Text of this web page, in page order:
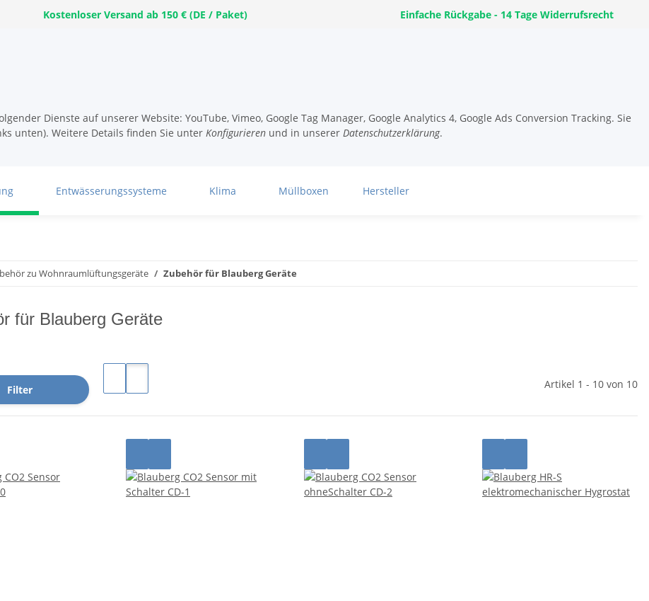
Kostenloser Versand ab 150 € (DE / Paket) Einfache Rückgabe - 14 Tage Widerrufsrecht
Dienste auf unserer Website: YouTube, Vimeo, Google Tag Manager, Google Analytics 4, Google Ads Conversion Tracking. Sie
unten). Weitere Details finden Sie unter Konfigurieren und in unserer Datenschutzerklärung.
Entwässerungssysteme Klima Müllboxen Hersteller
zu Wohnraumlüftungsgeräte Zubehör für Blauberg Geräte
für Blauberg Geräte
Filter Artikel 1 - 10 von 10